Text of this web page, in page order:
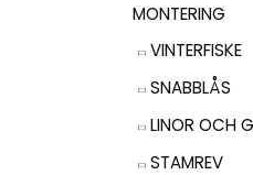
MONTERING
VINTERFISKE
SNABBLÅS
LINOR OCH
STAMREV